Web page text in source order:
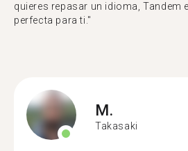
quieres repasar un idioma, Tandem
perfecta para ti."
M.
Takasaki